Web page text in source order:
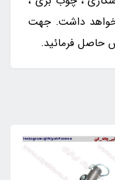
خواهد داشت. جهت
حاصل فرمائید.